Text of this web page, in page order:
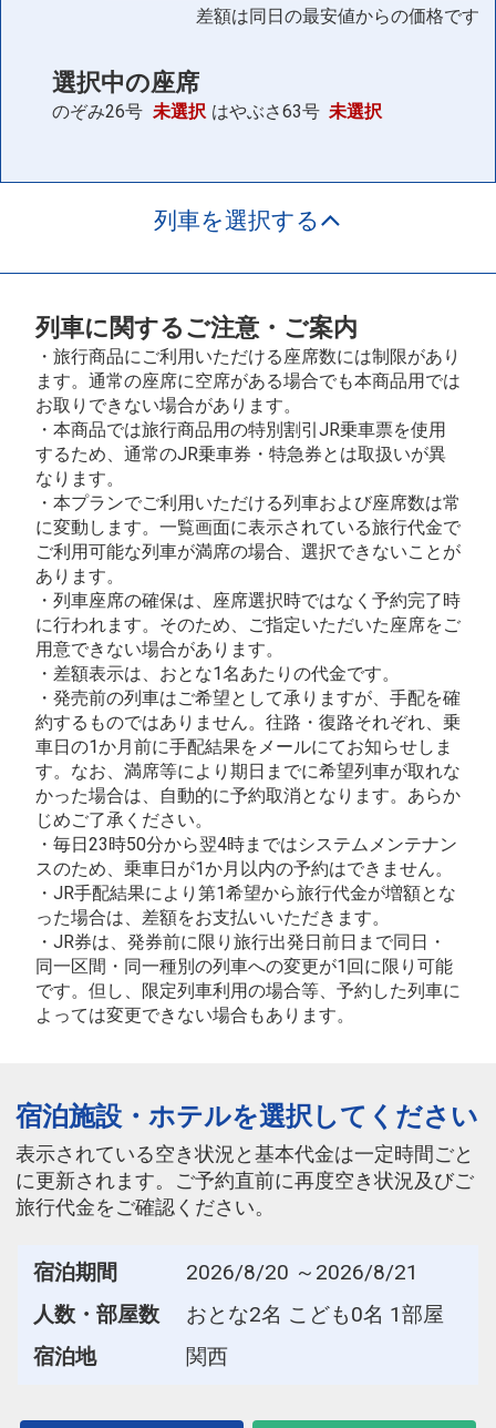
差額は同日の最安値からの価格です
選択中の座席
のぞみ26号 未選択 はやぶさ63号 未選択
列車を選択する
列車に関するご注意・ご案内
・旅行商品にご利用いただける座席数には制限があり
ます。通常の座席に空席がある場合でも本商品用では
お取りできない場合があります。
・本商品では旅行商品用の特別割引JR乗車票を使用
するため、通常のJR乗車券・特急券とは取扱いが異
なります。
・本プランでご利用いただける列車および座席数は常
に変動します。一覧画面に表示されている旅行代金で
ご利用可能な列車が満席の場合、選択できないことが
あります。
・列車座席の確保は、座席選択時ではなく予約完了時
に行われます。そのため、ご指定いただいた座席をご
用意できない場合があります。
・差額表示は、おとな1名あたりの代金です。
・発売前の列車はご希望として承りますが、手配を確
約するものではありません。往路・復路それぞれ、乗
車日の1か月前に手配結果をメールにてお知らせしま
す。なお、満席等により期日までに希望列車が取れな
かった場合は、自動的に予約取消となります。あらか
じめご了承ください。
・毎日23時50分から翌4時まではシステムメンテナン
スのため、乗車日が1か月以内の予約はできません。
・JR手配結果により第1希望から旅行代金が増額とな
った場合は、差額をお支払いいただきます。
・JR券は、発券前に限り旅行出発日前日まで同日・
同一区間・同一種別の列車への変更が1回に限り可能
です。但し、限定列車利用の場合等、予約した列車に
よっては変更できない場合もあります。
宿泊施設・ホテルを選択してください
表示されている空き状況と基本代金は一定時間ごと
に更新されます。ご予約直前に再度空き状況及びご
旅行代金をご確認ください。
宿泊期間
2026/8/20 ～2026/8/21
人数・部屋数
おとな2名 こども0名 1部屋
宿泊地
関西